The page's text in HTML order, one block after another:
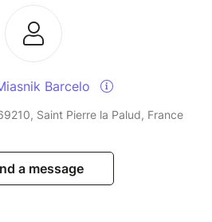
Barcelo
Saint Pierre la Palud, France
a message